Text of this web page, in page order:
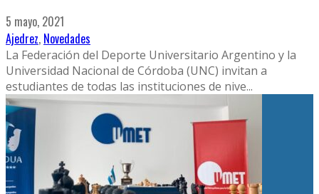
5 mayo, 2021
Ajedrez, Novedades
La Federación del Deporte Universitario Argentino y la
Universidad Nacional de Córdoba (UNC) invitan a
estudiantes de todas las instituciones de nive...